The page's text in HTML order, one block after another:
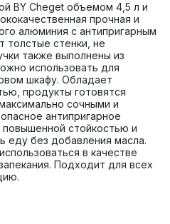
BY Cheget объемом 4,5 л и
прочная и
алюминия с антипригарным
толстые стенки, не
также выполнены из
использовать для
шкафу. Обладает
продукты готовятся
сочными и
антипригарное
повышенной стойкостью и
еду без добавления масла.
в качестве
Подходит для всех